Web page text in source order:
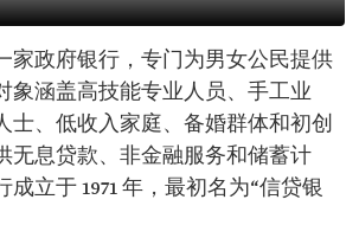
家政府银行，专门为男女公民提供
象涵盖高技能专业人员、手工业
士、低收入家庭、备婚群体和初创
无息贷款、非金融服务和储蓄计
立于 1971 年，最初名为“信贷银